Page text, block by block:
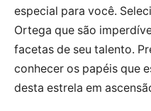
especial para você.
Ortega que são
facetas de seu talento.
conhecer os papéis que
desta estrela em